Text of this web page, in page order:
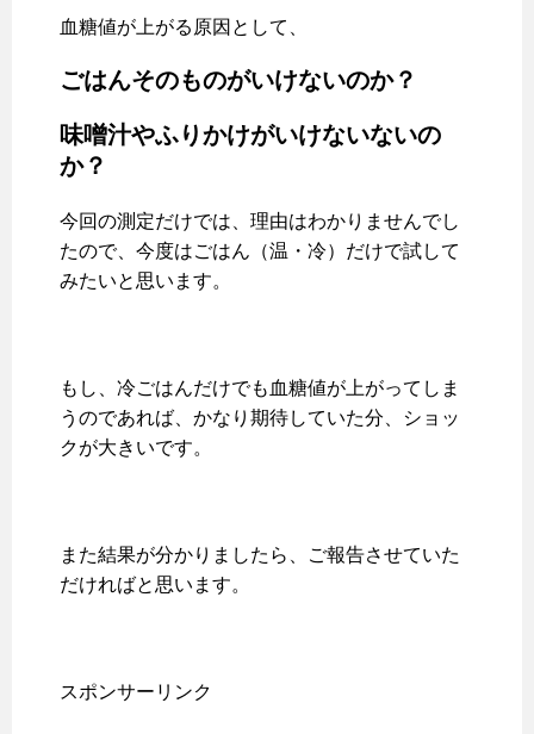
血糖値が上がる原因として、
ごはんそのものがいけないのか？
味噌汁やふりかけがいけないないの
か？
今回の測定だけでは、理由はわかりませんでし
たので、今度はごはん（温・冷）だけで試して
みたいと思います。
もし、冷ごはんだけでも血糖値が上がってしま
うのであれば、かなり期待していた分、ショッ
クが大きいです。
また結果が分かりましたら、ご報告させていた
だければと思います。
スポンサーリンク